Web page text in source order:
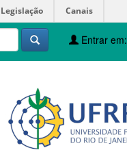
Legislação Canais
Entrar em: